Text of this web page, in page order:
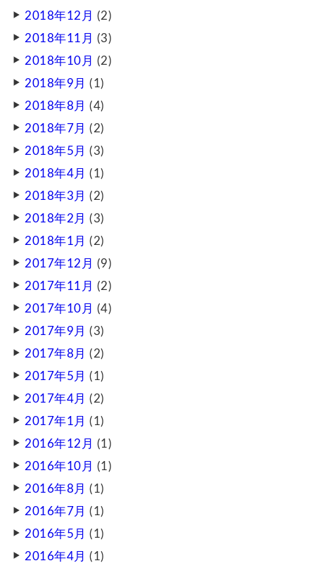
2018年12月 (2)
2018年11月 (3)
2018年10月 (2)
2018年9月 (1)
2018年8月 (4)
2018年7月 (2)
2018年5月 (3)
2018年4月 (1)
2018年3月 (2)
2018年2月 (3)
2018年1月 (2)
2017年12月 (9)
2017年11月 (2)
2017年10月 (4)
2017年9月 (3)
2017年8月 (2)
2017年5月 (1)
2017年4月 (2)
2017年1月 (1)
2016年12月 (1)
2016年10月 (1)
2016年8月 (1)
2016年7月 (1)
2016年5月 (1)
2016年4月 (1)